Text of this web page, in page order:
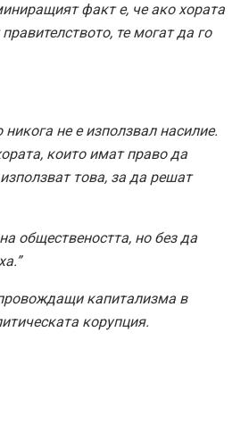
факт е, че ако хората
те могат да го
не е използвал насилие.
които имат право да
това, за да решат
обществеността, но без да
капитализма в
корупция.